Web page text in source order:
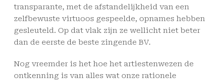
transparante, met de afstandelijkheid van een
zelfbewuste virtuoos gespeelde, opnames hebben
gesleuteld. Op dat vlak zijn ze wellicht niet beter
dan de eerste de beste zingende BV.
Nog vreemder is het hoe het artiestenwezen de
ontkenning is van alles wat onze rationele